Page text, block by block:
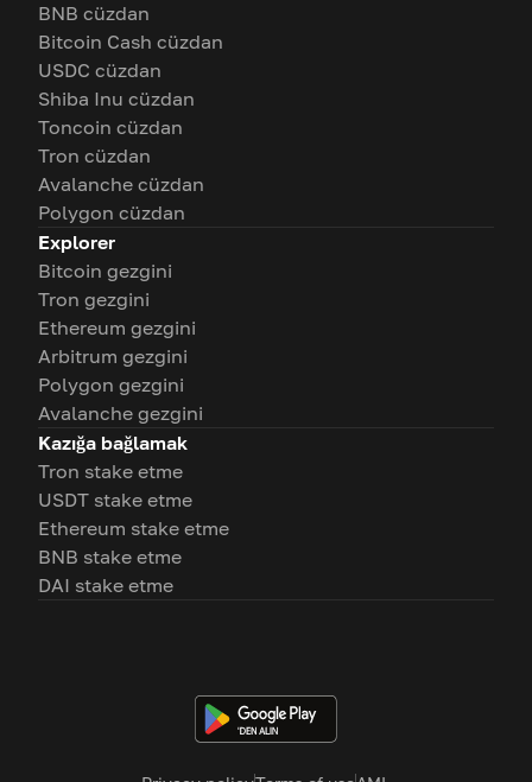
BNB cüzdan
Bitcoin Cash cüzdan
USDC cüzdan
Shiba Inu cüzdan
Toncoin cüzdan
Tron cüzdan
Avalanche cüzdan
Polygon cüzdan
Explorer
Bitcoin gezgini
Tron gezgini
Ethereum gezgini
Arbitrum gezgini
Polygon gezgini
Avalanche gezgini
Kazığa bağlamak
Tron stake etme
USDT stake etme
Ethereum stake etme
BNB stake etme
DAI stake etme